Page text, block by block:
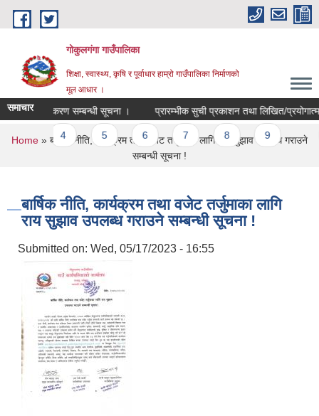
Skip to main content
गोकुलगंगा गाउँपालिका
शिक्षा, स्वास्थ्य, कृषि र पूर्वाधार हाम्रो गाउँपालिका निर्माणको
मूल आधार ।
समाचारनवीकरण सम्बन्धी सूचना । प्रारम्भीक सुची प्रकाशन तथा लिखित/
3 4 …
You are here
Home » बार्षिक नीति, कार्यक्रम तथा वजेट तर्जुमाका लागि राय सुझाव उपलब्ध गराउने
सम्बन्धी सूचना !
बार्षिक नीति, कार्यक्रम तथा वजेट तर्जुमाका लागि
राय सुझाव उपलब्ध गराउने सम्बन्धी सूचना !
Submitted on: Wed, 05/17/2023 - 16:55